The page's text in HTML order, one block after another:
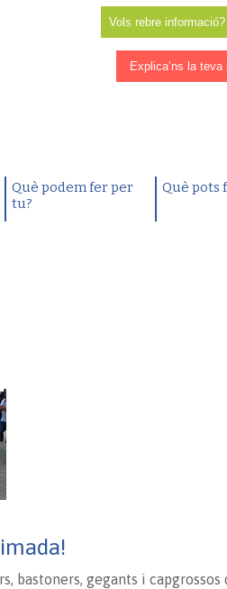
Vols rebre informació?
Explica’ns la teva
Què podem fer per
tu?
Què pots
bastoners, gegants i capgrossos